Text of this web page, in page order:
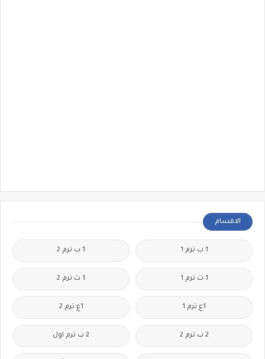
الاقسام
1 ب ترم 1 1 ب ترم 2
1 ث ترم 1 1 ث ترم 2
1ع ترم 1 1ع ترم 2
2 ب ترم 2 2 ب ترم اول